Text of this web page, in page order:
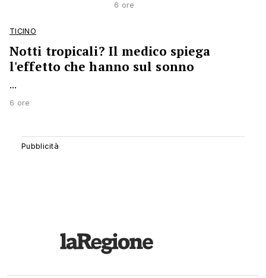
6 ore
TICINO
Notti tropicali? Il medico spiega
l'effetto che hanno sul sonno
...
6 ore